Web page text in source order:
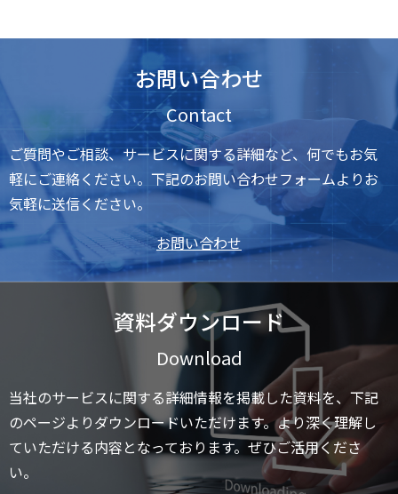
お問い合わせ
Contact
ご質問やご相談、サービスに関する詳細など、何でもお気
軽にご連絡ください。下記のお問い合わせフォームよりお
気軽に送信ください。
お問い合わせ
資料ダウンロード
Download
当社のサービスに関する詳細情報を掲載した資料を、下記
のページよりダウンロードいただけます。より深く理解し
ていただける内容となっております。ぜひご活用くださ
い。